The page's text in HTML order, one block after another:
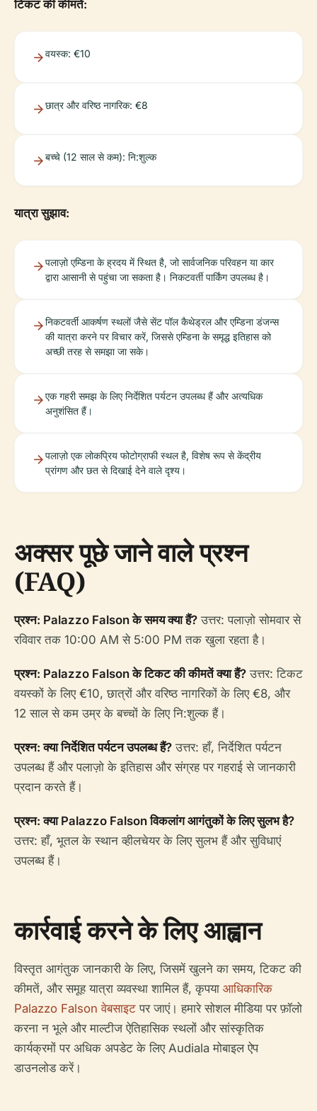
टिकट की कीमतें:
वयस्क: €10
छात्र और वरिष्ठ नागरिक: €8
बच्चे (12 साल से कम): नि:शुल्क
यात्रा सुझाव:
पलाज़ो एम्डिना के ह्रदय में स्थित है, जो सार्वजनिक परिवहन या कार
द्वारा आसानी से पहुंचा जा सकता है। निकटवर्ती पार्किंग उपलब्ध है।
निकटवर्ती आकर्षण स्थलों जैसे सेंट पॉल कैथेड्रल और एम्डिना डंजन्स
की यात्रा करने पर विचार करें, जिससे एम्डिना के समृद्ध इतिहास को
अच्छी तरह से समझा जा सके।
एक गहरी समझ के लिए निर्देशित पर्यटन उपलब्ध हैं और अत्यधिक
अनुशंसित हैं।
पलाज़ो एक लोकप्रिय फोटोग्राफी स्थल है, विशेष रूप से केंद्रीय
प्रांगण और छत से दिखाई देने वाले दृश्य।
अक्सर पूछे जाने वाले प्रश्न
(FAQ)
प्रश्न: Palazzo Falson के समय क्या हैं? उत्तर: पलाज़ो सोमवार से
रविवार तक 10:00 AM से 5:00 PM तक खुला रहता है।
प्रश्न: Palazzo Falson के टिकट की कीमतें क्या हैं? उत्तर: टिकट
वयस्कों के लिए €10, छात्रों और वरिष्ठ नागरिकों के लिए €8, और
12 साल से कम उम्र के बच्चों के लिए नि:शुल्क हैं।
प्रश्न: क्या निर्देशित पर्यटन उपलब्ध हैं? उत्तर: हाँ, निर्देशित पर्यटन
उपलब्ध हैं और पलाज़ो के इतिहास और संग्रह पर गहराई से जानकारी
प्रदान करते हैं।
प्रश्न: क्या Palazzo Falson विकलांग आगंतुकों के लिए सुलभ है?
उत्तर: हाँ, भूतल के स्थान व्हीलचेयर के लिए सुलभ हैं और सुविधाएं
उपलब्ध हैं।
कार्रवाई करने के लिए आह्वान
विस्तृत आगंतुक जानकारी के लिए, जिसमें खुलने का समय, टिकट की
कीमतें, और समूह यात्रा व्यवस्था शामिल हैं, कृपया आधिकारिक
Palazzo Falson वेबसाइट पर जाएं। हमारे सोशल मीडिया पर फ़ॉलो
करना न भूले और माल्टीज ऐतिहासिक स्थलों और सांस्कृतिक
कार्यक्रमों पर अधिक अपडेट के लिए Audiala मोबाइल ऐप
डाउनलोड करें।